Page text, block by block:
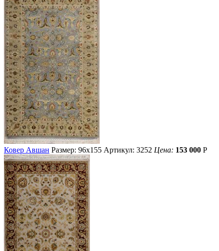
Ковер Авшан Размер: 96х155 Артикул: 3252 Цена: 153 000 Р